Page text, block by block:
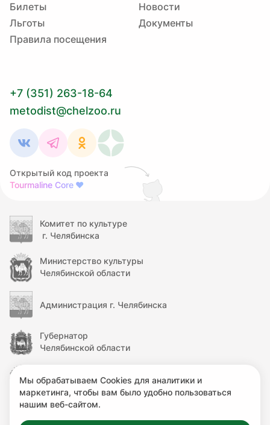
Билеты
Льготы
Правила посещения
Новости
Документы
+7 (351) 263-18-64
metodist@chelzoo.ru
Открытый код проекта
Tourmaline Core ❤
Комитет по культуре
г. Челябинска
Министерство культуры
Челябинской области
Администрация г. Челябинска
Губернатор
Челябинской области
Челябинской области
Министерство культуры
Мы обрабатываем Cookies для аналитики и
маркетинга, чтобы вам было удобно пользоваться
нашим веб-сайтом.